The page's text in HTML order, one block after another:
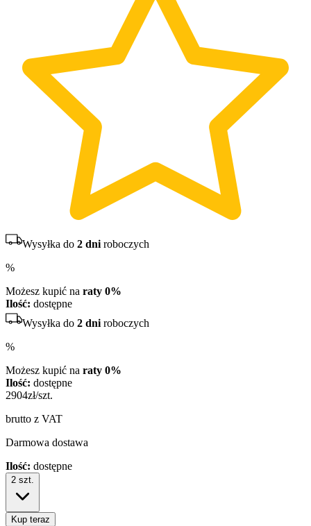
Wysyłka do 2 dni roboczych
%
Możesz kupić na raty 0%
Ilość: dostępne
Wysyłka do 2 dni roboczych
%
Możesz kupić na raty 0%
Ilość: dostępne
2904zł/szt.
brutto z VAT
Darmowa dostawa
Ilość: dostępne
2 szt.
Kup teraz